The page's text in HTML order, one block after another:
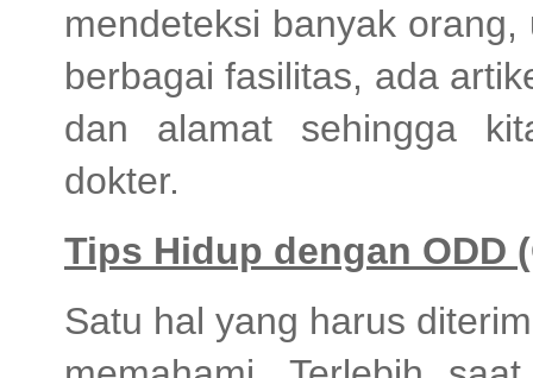
mendeteksi banyak
berbagai fasilitas, ada
dan alamat sehingga
dokter.
Tips Hidup dengan ODD
Satu hal yang harus